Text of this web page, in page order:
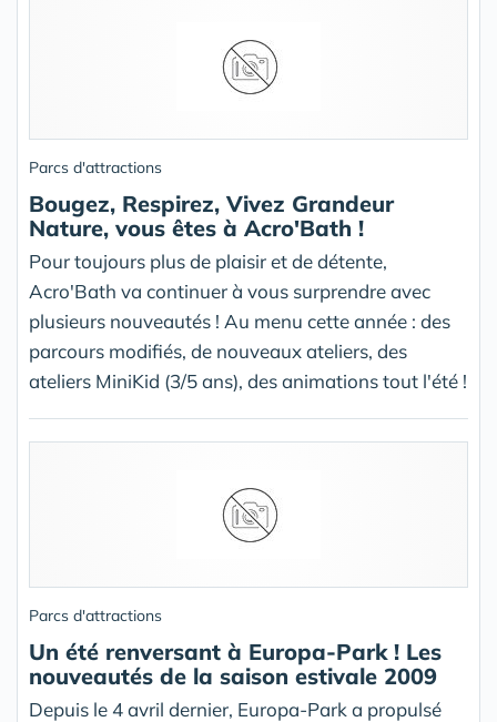
Parcs d'attractions
Bougez, Respirez, Vivez Grandeur
Nature, vous êtes à Acro'Bath !
Pour toujours plus de plaisir et de détente,
Acro'Bath va continuer à vous surprendre avec
plusieurs nouveautés ! Au menu cette année : des
parcours modifiés, de nouveaux ateliers, des
ateliers MiniKid (3/5 ans), des animations tout l'été !
Parcs d'attractions
Un été renversant à Europa-Park ! Les
nouveautés de la saison estivale 2009
Depuis le 4 avril dernier, Europa-Park a propulsé